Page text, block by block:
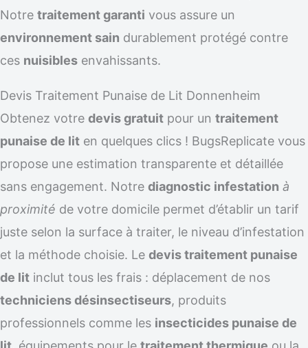
Notre traitement garanti vous assure un
environnement sain durablement protégé contre
ces nuisibles envahissants.
Devis Traitement Punaise de Lit Donnenheim
Obtenez votre devis gratuit pour un traitement
punaise de lit en quelques clics ! BugsReplicate vous
propose une estimation transparente et détaillée
sans engagement. Notre diagnostic infestation à
proximité de votre domicile permet d’établir un tarif
juste selon la surface à traiter, le niveau d’infestation
et la méthode choisie. Le devis traitement punaise
de lit inclut tous les frais : déplacement de nos
techniciens désinsectiseurs, produits
professionnels comme les insecticides punaise de